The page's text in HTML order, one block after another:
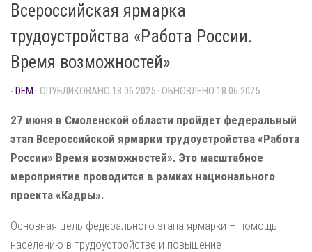
Всероссийская ярмарка
трудоустройства «Работа России.
Время возможностей»
-DEM · ОПУБЛИКОВАНО 18.06.2025 · ОБНОВЛЕНО 18.06.2025
27 июня в Смоленской области пройдет федеральный
этап Всероссийской ярмарки трудоустройства «Работа
России» Время возможностей». Это масштабное
мероприятие проводится в рамках национального
проекта «Кадры».
Основная цель федерального этапа ярмарки – помощь
населению в трудоустройстве и повышение